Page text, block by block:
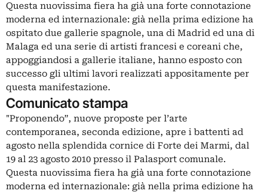
Questa nuovissima fiera ha già una forte connotazione
moderna ed internazionale: già nella prima edizione ha
ospitato due gallerie spagnole, una di Madrid ed una di
Malaga ed una serie di artisti francesi e coreani che,
appoggiandosi a gallerie italiane, hanno esposto con
successo gli ultimi lavori realizzati appositamente per
questa manifestazione.
Comunicato stampa
"Proponendo”, nuove proposte per l’arte
contemporanea, seconda edizione, apre i battenti ad
agosto nella splendida cornice di Forte dei Marmi, dal
19 al 23 agosto 2010 presso il Palasport comunale.
Questa nuovissima fiera ha già una forte connotazione
moderna ed internazionale: già nella prima edizione ha